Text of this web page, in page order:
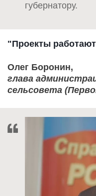
губернатору.
"Проекты
Олег Боронин,
глава
сельсовета